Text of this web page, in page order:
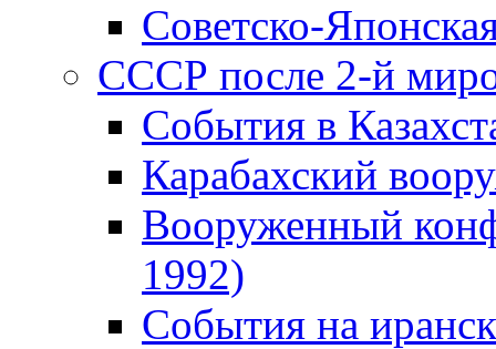
Советско-
СССР после 2-й
События в
Карабахский
Вооруженный
1992)
События на